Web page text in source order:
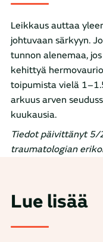
Leikkaus auttaa
johtuvaan särkyyn.
tunnon alenemaa,
kehittyä
toipumista vielä
arkuus arven
kuukausia.
Tiedot päivittänyt 5/
traumatologian
Lue lisää